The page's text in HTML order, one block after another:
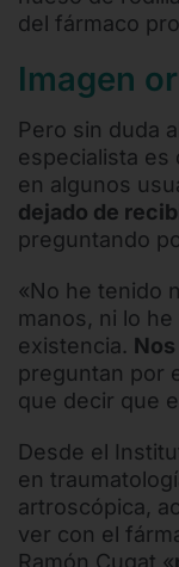
del fármaco
Imagen
Pero sin duda
especialista es
en algunos
dejado de
preguntando
«No he tenido
manos, ni lo
existencia.
preguntan por
que decir que
Desde el
en
artroscópica,
ver con el
Ramón Cugat «